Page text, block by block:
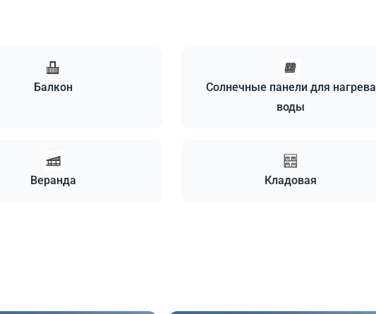
Балкон
Солнечные панели для нагрева
воды
Веранда Кладовая